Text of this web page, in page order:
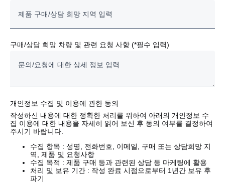
구매/상담 희망 차량 및 관련 요청 사항 (*필수 입력)
개인정보 수집 및 이용에 관한 동의
작성하신 내용에 대한 정확한 처리를 위하여 아래의 개인정보 수
집 이용에 대한 내용을 자세히 읽어 보신 후 동의 여부를 결정하여
주시기 바랍니다.
수집 항목 : 성명, 전화번호, 이메일, 구매 또는 상담희망 지
역, 제품 및 요청사항
수집 목적 : 제품 구매 등과 관련된 상담 등 마케팅에 활용
처리 및 보유 기간 : 작성 완료 시점으로부터 1년간 보유 후
파기